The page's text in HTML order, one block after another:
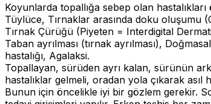
Koyunlarda topallığa sebep olan
Tüylüce, Tırnaklar arasında doku oluşumu
Tırnak Çürüğü (Piyeten = Interdigital
Taban ayrılması (tırnak ayrılması),
hastalığı, Agalaksi.
Topallayan, sürüden ayrı kalan, sürünün
hastalıklar gelmeli, oradan yola çıkarak asıl
Bunun için öncelikle iyi bir gözlem gerekir.